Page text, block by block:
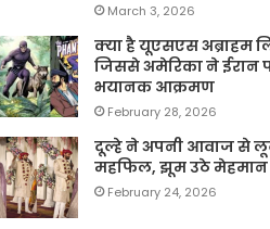
March 3, 2026
क्या है यूएसएस अब्राहम
जिससे अमेरिका ने ईरान
भयानक आक्रमण
February 28, 2026
दूल्हे ने अपनी आवाज से
महफिल, झूम उठे मेहमान
February 24, 2026